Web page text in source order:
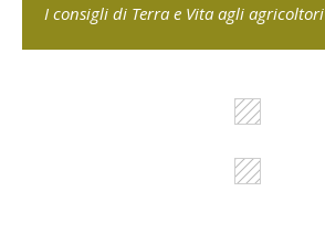
I consigli di Terra e Vita agli agricoltori